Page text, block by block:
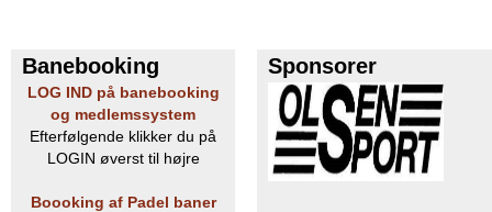
Banebooking
LOG IND på banebooking
og medlemssystem
Efterfølgende klikker du på
LOGIN øverst til højre
Boooking af Padel baner
Sponsorer